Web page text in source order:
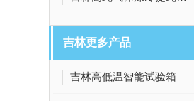
吉林更多产品
吉林高低温智能试验箱